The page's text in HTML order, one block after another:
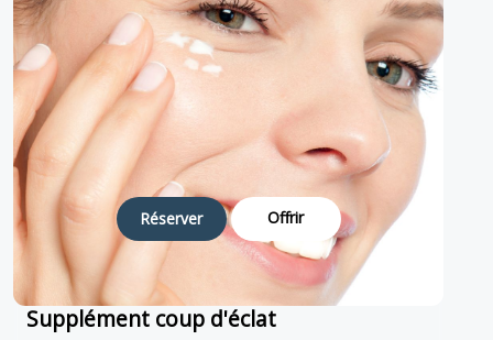
Réserver Offrir
Supplément coup d'éclat